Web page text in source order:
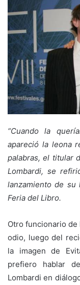
“Cuando la
apareció la leona
palabras, el titular
Lombardi, se
lanzamiento de su
Feria del Libro.
Otro funcionario de
odio, luego del
la imagen de
prefiero hablar
Lombardi en